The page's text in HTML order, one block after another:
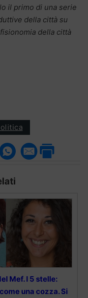
il primo di una serie
della città su
della città
Mef. I 5 stelle:
una cozza. Si